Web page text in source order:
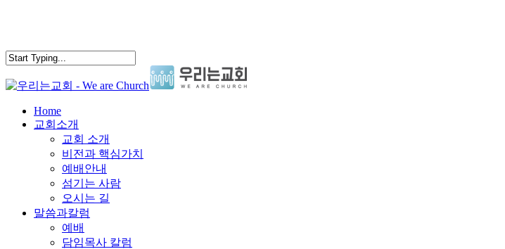
content
search
Menu
Home
교회소개
교회 소개
비전과 핵심가치
예배안내
섬기는 사람
오시는 길
말씀과칼럼
예배
담임목사 칼럼